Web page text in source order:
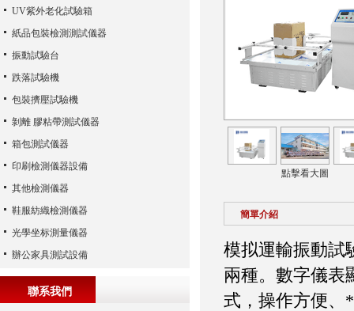
UV紫外老化試驗箱
紙品包裝檢測測試儀器
振動試驗台
跌落試驗機
包裝擠壓試驗機
剝離 膠粘帶測試儀器
箱包測試儀器
印刷檢測儀器設備
其他檢測儀器
鞋服紡織檢測儀器
光學坐标測量儀器
辦公家具測試設備
聯系我們
點擊看大圖
簡單介紹
模拟運輸振動試
兩種。數字儀表
式，操作方便、